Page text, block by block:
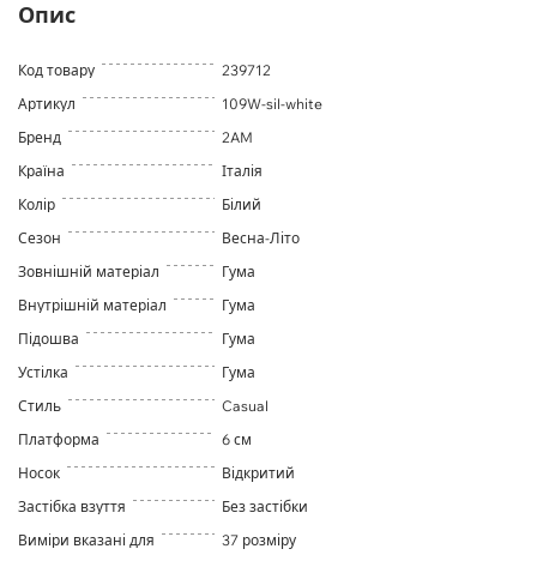
Опис
Код товару
239712
Артикул
109W-sil-white
Бренд
2AM
Країна
Італія
Колір
Білий
Сезон
Весна-Літо
Зовнішній матеріал
Гума
Внутрішній матеріал
Гума
Підошва
Гума
Устілка
Гума
Стиль
Casual
Платформа
6 см
Носок
Відкритий
Застібка взуття
Без застібки
Виміри вказані для
37 розміру